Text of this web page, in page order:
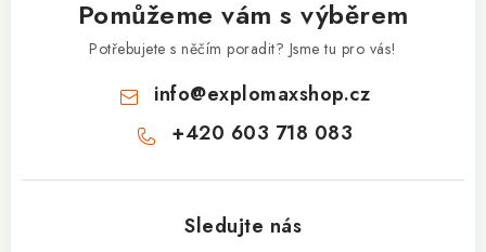
Pomůžeme vám s výběrem
Potřebujete s něčím poradit? Jsme tu pro vás!
info@explomaxshop.cz
+420 603 718 083